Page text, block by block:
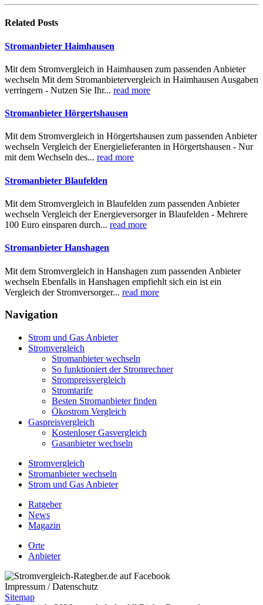
Related Posts
Stromanbieter Haimhausen
Mit dem Stromvergleich in Haimhausen zum passenden Anbieter
wechseln Mit dem Stromanbietervergleich in Haimhausen Ausgaben
verringern - Nutzen Sie Ihr... read more
Stromanbieter Hörgertshausen
Mit dem Stromvergleich in Hörgertshausen zum passenden Anbieter
wechseln Vergleich der Energielieferanten in Hörgertshausen - Nur
mit dem Wechseln des... read more
Stromanbieter Blaufelden
Mit dem Stromvergleich in Blaufelden zum passenden Anbieter
wechseln Vergleich der Energieversorger in Blaufelden - Mehrere
100 Euro einsparen durch... read more
Stromanbieter Hanshagen
Mit dem Stromvergleich in Hanshagen zum passenden Anbieter
wechseln Ebenfalls in Hanshagen empfiehlt sich ein ist ein
Vergleich der Stromversorger... read more
Navigation
Strom und Gas Anbieter
Stromvergleich
Stromanbieter wechseln
So funktioniert der Stromrechner
Strompreisvergleich
Stromtarife
Besten Stromanbieter finden
Ökostrom Vergleich
Gaspreisvergleich
Kostenloser Gasvergleich
Gasanbieter wechseln
Stromvergleich
Stromanbieter wechseln
Strom und Gas Anbieter
Ratgeber
News
Magazin
Orte
Anbieter
Impressum / Datenschutz
Sitemap